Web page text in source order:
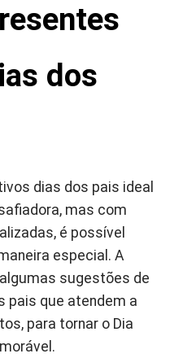
dos
dias dos pais ideal
mas com
é possível
especial. A
sugestões de
pais que atendem a
para tornar o Dia